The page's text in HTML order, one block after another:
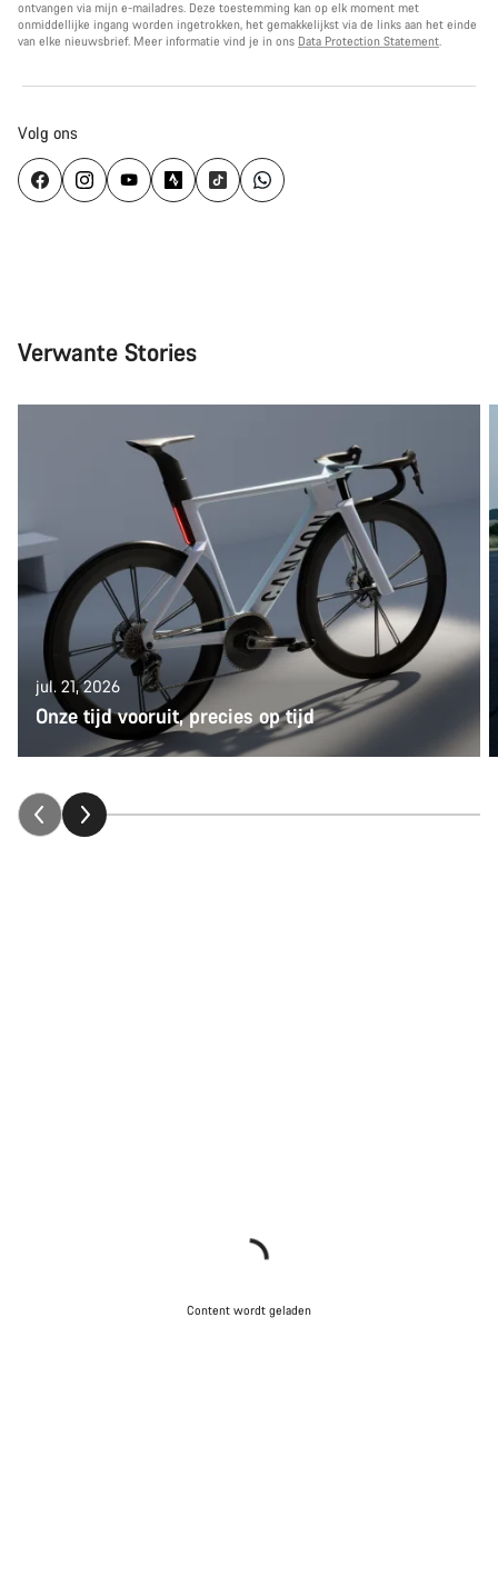
ontvangen via mijn e-mailadres. Deze toestemming kan op elk moment met
onmiddellijke ingang worden ingetrokken, het gemakkelijkst via de links aan het einde
van elke nieuwsbrief. Meer informatie vind je in ons Data Protection Statement
Volg ons
Verwante Stories
jul. 21, 2026
Onze tijd vooruit, precies op tijd
Content wordt geladen